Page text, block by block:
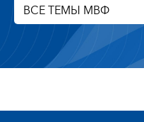
ВСЕ ТЕМЫ МВФ